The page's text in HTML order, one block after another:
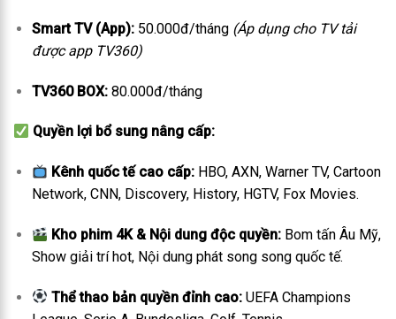
Smart TV (App):50.000đ/tháng (Áp dụng cho TV tải
được app TV360)
TV360 BOX:80.000đ/tháng
Quyền lợi bổ sung nâng cấp:
Kênh quốc tế cao cấp: HBO, AXN, Warner TV, Cartoon
Network, CNN, Discovery, History, HGTV, Fox Movies.
Kho phim 4K & Nội dung độc quyền: Bom tấn Âu Mỹ,
Show giải trí hot, Nội dung phát song song quốc tế.
Thể thao bản quyền đỉnh cao: UEFA Champions